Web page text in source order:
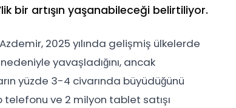
bir artışın yaşanabileceği belirtiliyor.
2025 yılında gelişmiş ülkelerde
yavaşladığını, ancak
yüzde 3-4 civarında büyüdüğünü
telefonu ve 2 milyon tablet satışı